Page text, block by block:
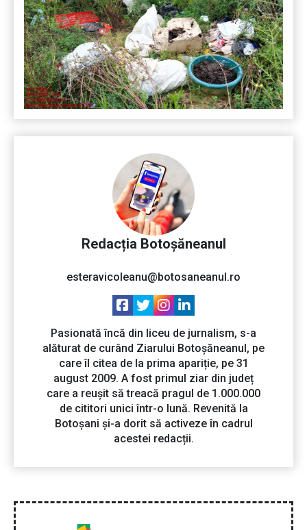
Redacția Botoșăneanul
esteravicoleanu@botosaneanul.ro
Pasionată încă din liceu de jurnalism, s-a
alăturat de curând Ziarului Botoșăneanul, pe
care îl citea de la prima apariție, pe 31
august 2009. A fost primul ziar din județ
care a reușit să treacă pragul de 1.000.000
de cititori unici într-o lună. Revenită la
Botoșani și-a dorit să activeze în cadrul
acestei redacții.